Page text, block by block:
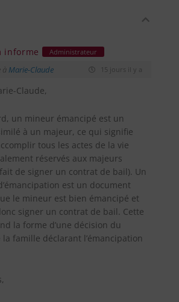
informe Administrateur
à Marie-Claude 15 jours il y a
Claude,
un mineur émancipé est un
à un majeur, ce qui signifie
tous les actes de la vie
réservés aux majeurs
de signer un contrat de bail). Un
est un document
le mineur est bien émancipé et
signer un contrat de bail. Cette
la forme d’une décision du
famille déclarant l’émancipation